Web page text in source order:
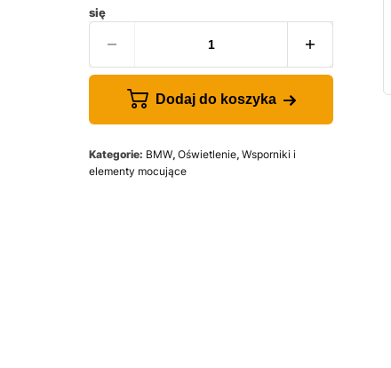
się
Dodaj do koszyka
Kategorie: BMW, Oświetlenie, Wsporniki i
elementy mocujące